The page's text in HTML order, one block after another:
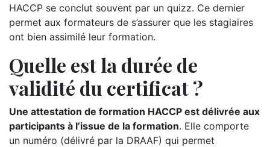
HACCP se conclut souvent par un quizz. Ce dernier
permet aux formateurs de s’assurer que les stagiaires
ont bien assimilé leur formation.
Quelle est la durée de
validité du certificat ?
Une attestation de formation HACCP est délivrée aux
participants à l’issue de la formation. Elle comporte
un numéro (délivré par la DRAAF) qui permet